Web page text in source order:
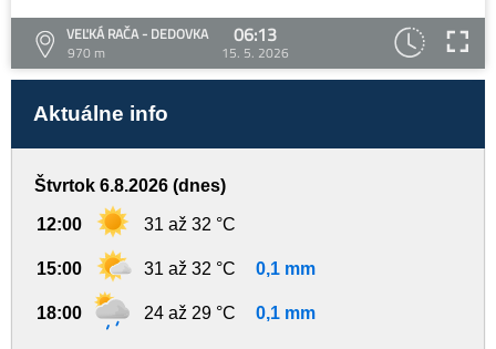
VEĽKÁ RAČA - DEDOVKA
970 m
06:13
15. 5. 2026
Aktuálne info
Štvrtok 6.8.2026 (dnes)
12:00 31 až 32 °C
15:00 31 až 32 °C 0,1 mm
18:00 24 až 29 °C 0,1 mm